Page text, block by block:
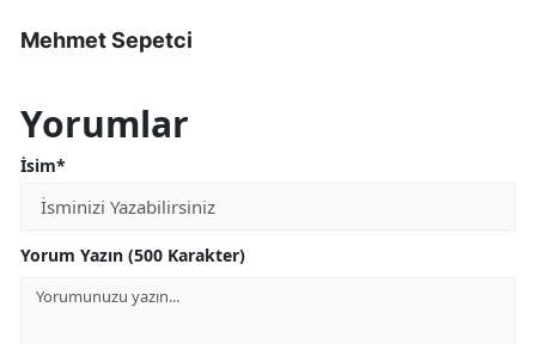
Mehmet Sepetci
Yorumlar
İsim*
Yorum Yazın (500 Karakter)